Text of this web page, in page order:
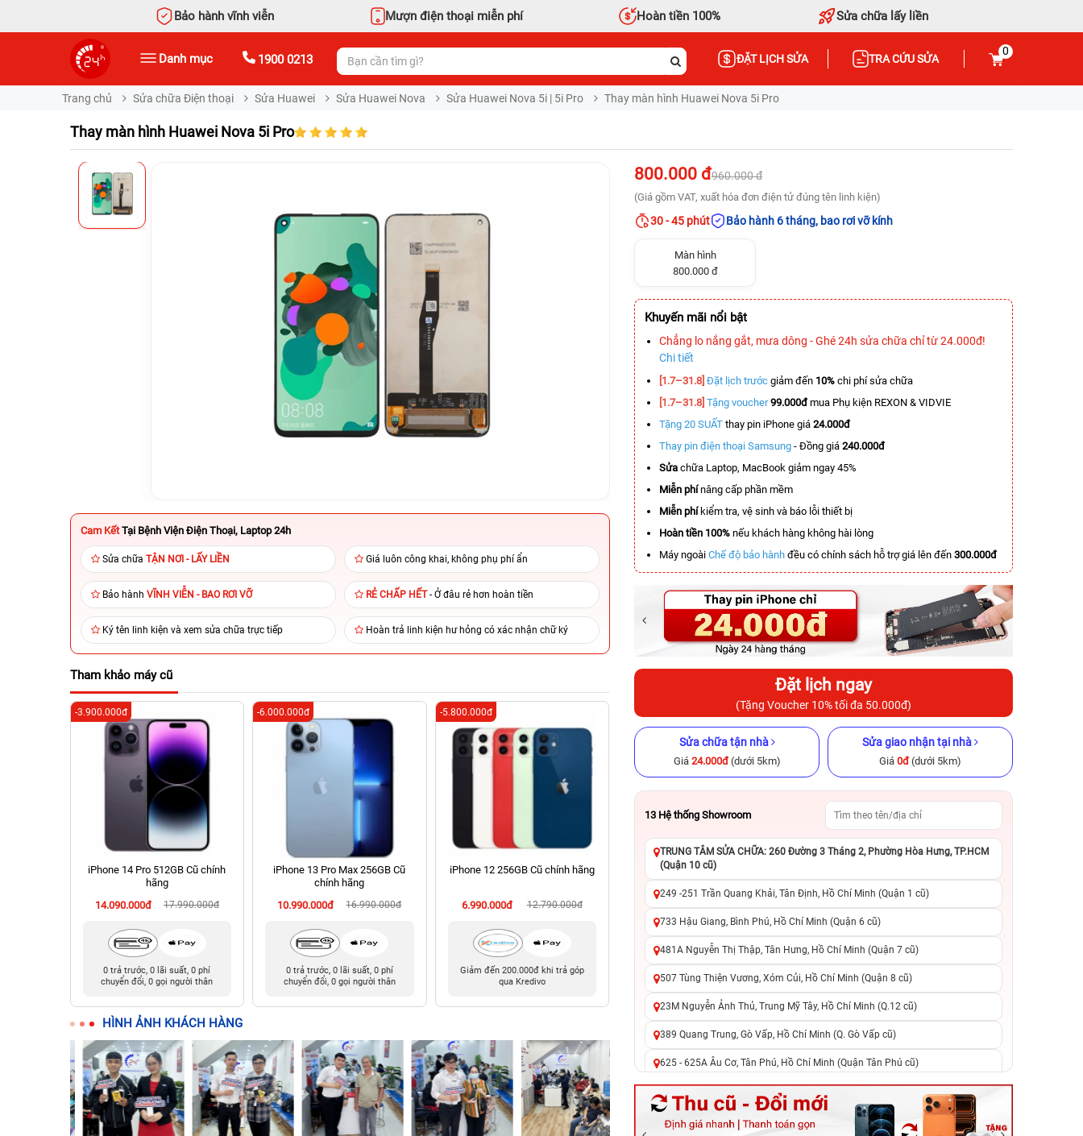
Bảo hành vĩnh viễn Mượn điện thoại miễn phí Hoàn tiền 100% Sửa chữa lấy liền
Danh mục 1900 0213 ĐẶT LỊCH SỬA TRA CỨU SỬA
0
Trang chủ Sửa chữa Điện thoại Sửa Huawei Sửa Huawei Nova Sửa Huawei Nova 5i | 5i Pro Thay màn hình Huawei Nova 5i Pro
Thay màn hình Huawei Nova 5i Pro
Cam Kết Tại Bệnh Viện Điện Thoại, Laptop 24h
Sửa chữa TẬN NƠI - LẤY LIỀN Giá luôn công khai, không phụ phí ẩn
Bảo hành VĨNH VIỄN - BAO RƠI VỠ RẺ CHẤP HẾT- Ở đâu rẻ hơn hoàn tiền
Ký tên linh kiện và xem sửa chữa trực tiếp Hoàn trả linh kiện hư hỏng có xác nhận chữ ký
Tham khảo máy cũ
iPhone 14 Pro 512GB Cũ chính
hãng
14.090.000đ
17.990.000đ
-3.900.000đ
0 trả trước, 0 lãi suất, 0 phí
chuyển đổi, 0 gọi người thân
iPhone 13 Pro Max 256GB Cũ
chính hãng
10.990.000đ
16.990.000đ
-6.000.000đ
0 trả trước, 0 lãi suất, 0 phí
chuyển đổi, 0 gọi người thân
iPhone 12 256GB Cũ chính hãng
6.990.000đ 12.790.000đ
-5.800.000đ
Giảm đến 200.000đ khi trả góp
qua Kredivo
iPhone 15 Pro Max 512GB Cũ
chính hãng
18.990.000đ
29.990.000đ
-11.000.000đ
chuyển đổi, 0 gọi người thân
hãng
6.990.000đ
9.990.000đ
-3.000.000đ
chuyển đổi, 0 gọi người thân
-4.400.000đ
HÌNH ẢNH KHÁCH HÀNG
800.000 đ960.000 đ
(Giá gồm VAT, xuất hóa đơn điện tử đúng tên linh kiện)
30 - 45 phút Bảo hành 6 tháng, bao rơi vỡ kính
Màn hình
800.000 đ
Khuyến mãi nổi bật
Chẳng lo nắng gắt, mưa dông - Ghé 24h sửa chữa chỉ từ 24.000đ!
Chi tiết
[1.7–31.8] Đặt lịch trước giảm đến 10% chi phí sửa chữa
[1.7–31.8] Tặng voucher 99.000đmua Phụ kiện REXON & VIDVIE
Tặng 20 SUẤT thay pin iPhone giá 24.000đ
Thay pin điện thoại Samsung - Đồng giá 240.000đ
Sửa chữa Laptop, MacBook giảm ngay 45%
Miễn phínâng cấp phần mềm
Miễn phíkiểm tra, vệ sinh và báo lỗi thiết bị
Hoàn tiền 100% nếu khách hàng không hài lòng
Máy ngoài Chế độ bảo hành đều có chính sách hỗ trợ giá lên đến 300.000đ
Đặt lịch ngay
(Tặng Voucher 10% tối đa 50.000đ)
Sửa chữa tận nhà
Giá 24.000đ(dưới 5km)
Sửa giao nhận tại nhà
Giá 0đ(dưới 5km)
13 Hệ thống Showroom
TRUNG TÂM SỬA CHỮA: 260 Đường 3 Tháng 2, Phường Hòa Hưng, TP.HCM
(Quận 10 cũ)
249 -251 Trần Quang Khải, Tân Định, Hồ Chí Minh (Quận 1 cũ)
733 Hậu Giang, Bình Phú, Hồ Chí Minh (Quận 6 cũ)
481A Nguyễn Thị Thập, Tân Hưng, Hồ Chí Minh (Quận 7 cũ)
507 Tùng Thiện Vương, Xóm Củi, Hồ Chí Minh (Quận 8 cũ)
23M Nguyễn Ảnh Thủ, Trung Mỹ Tây, Hồ Chí Minh (Q.12 cũ)
389 Quang Trung, Gò Vấp, Hồ Chí Minh (Q. Gò Vấp cũ)
625 - 625A Âu Cơ, Tân Phú, Hồ Chí Minh (Quận Tân Phú cũ)
326 Lê Văn Việt, Tăng Nhơn Phú, Hồ Chí Minh (Q.9 TP. Thủ Đức cũ)
256 Võ Văn Ngân, Thủ Đức, Hồ Chí Minh (Bình Thọ, TP. Thủ Đức Cũ)